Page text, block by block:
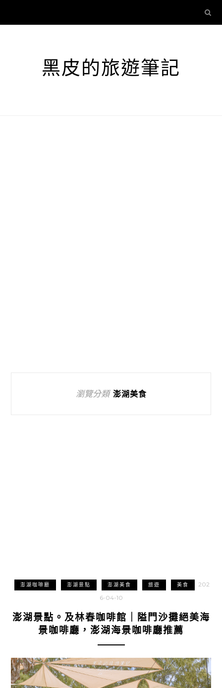
黑皮的旅遊筆記
瀏覽分類 澎湖美食
澎湖咖啡廳 澎湖景點 澎湖美食 旅遊 美食
202
6-04-10
澎湖景點。及林春咖啡館｜隘門沙攤絕美海
景咖啡廳，澎湖海景咖啡廳推薦